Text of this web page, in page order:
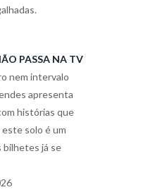
PASSA NA TV
nem intervalo
apresenta
histórias que
este solo é um
bilhetes já se